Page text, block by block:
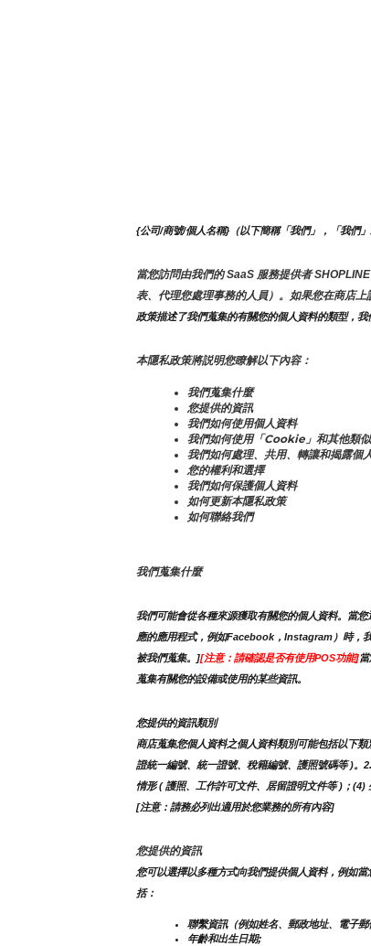
{公司/商號/個人名稱}（以下簡稱「我們」，「我們
當您訪問由我們的 SaaS 服務提供者
表、代理您處理事務的人員）。如果您在商店
政策描述了我們蒐集的有關您的個人資料的類型，
本隱私政策將説明您瞭解以下內容：
我們蒐集什麼
您提供的資訊
我們如何使用個人資料
我們如何使用「Cookie」和其他類
我們如何處理、共用、轉讓和揭露個
您的權利和選擇
我們如何保護個人資料
如何更新本隱私政策
如何聯絡我們
我們蒐集什麼
我們可能會從各種來源獲取有關您的個人資料。當
應的應用程式，例如Facebook，Instagram）時，
被我們蒐集。][注意：請確認是否有使用POS功能]
蒐集有關您的設備或使用的某些資訊。
您提供的資訊類別
商店蒐集您個人資料之個人資料類別可能包括以下
證統一編號、統一證號、稅籍編號、護照號碼等 )。
情形 ( 護照、工作許可文件、居留證明文件等 )；(4)
[注意：請務必列出適用於您業務的所有內容]
您提供的資訊
您可以選擇以多種方式向我們提供個人資料，例如
括：
聯繫資訊（例如姓名、郵政地址、電子
年齡和出生日期;